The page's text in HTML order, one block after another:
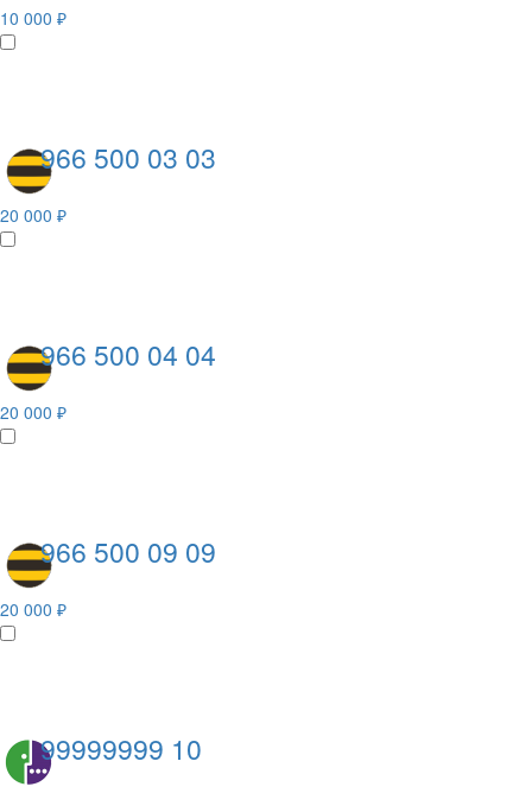
10 000 ₽
966 500 03 03
20 000 ₽
966 500 04 04
20 000 ₽
966 500 09 09
20 000 ₽
99999999 10